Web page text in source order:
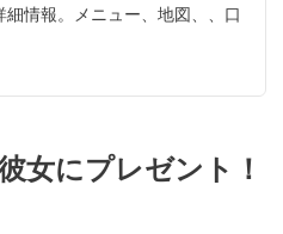
情報。メニュー、地図、、口
女にプレゼント！